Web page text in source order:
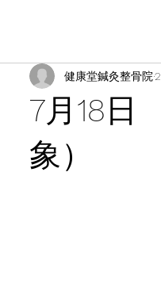
7月18日
象）
健康堂鍼灸整骨院